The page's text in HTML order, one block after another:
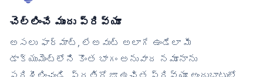
చెల్లించే ముందు ప్రివ్యూ
అసలు ఫార్మాట్, లేఅవుట్ అలాగే ఉండేలా మీ
డాక్యుమెంట్‌లోని కొంత భాగం అనువాద నమూనాను